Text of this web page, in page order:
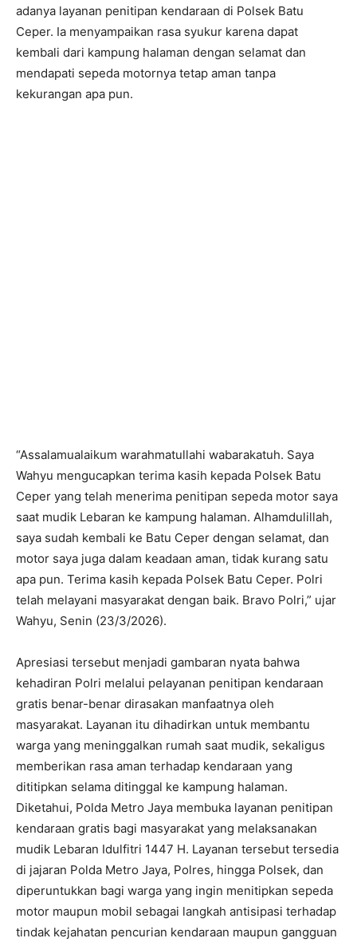
adanya layanan penitipan kendaraan di Polsek Batu
Ceper. Ia menyampaikan rasa syukur karena dapat
kembali dari kampung halaman dengan selamat dan
mendapati sepeda motornya tetap aman tanpa
kekurangan apa pun.
“Assalamualaikum warahmatullahi wabarakatuh. Saya
Wahyu mengucapkan terima kasih kepada Polsek Batu
Ceper yang telah menerima penitipan sepeda motor saya
saat mudik Lebaran ke kampung halaman. Alhamdulillah,
saya sudah kembali ke Batu Ceper dengan selamat, dan
motor saya juga dalam keadaan aman, tidak kurang satu
apa pun. Terima kasih kepada Polsek Batu Ceper. Polri
telah melayani masyarakat dengan baik. Bravo Polri,” ujar
Wahyu, Senin (23/3/2026).
Apresiasi tersebut menjadi gambaran nyata bahwa
kehadiran Polri melalui pelayanan penitipan kendaraan
gratis benar-benar dirasakan manfaatnya oleh
masyarakat. Layanan itu dihadirkan untuk membantu
warga yang meninggalkan rumah saat mudik, sekaligus
memberikan rasa aman terhadap kendaraan yang
dititipkan selama ditinggal ke kampung halaman.
Diketahui, Polda Metro Jaya membuka layanan penitipan
kendaraan gratis bagi masyarakat yang melaksanakan
mudik Lebaran Idulfitri 1447 H. Layanan tersebut tersedia
di jajaran Polda Metro Jaya, Polres, hingga Polsek, dan
diperuntukkan bagi warga yang ingin menitipkan sepeda
motor maupun mobil sebagai langkah antisipasi terhadap
tindak kejahatan pencurian kendaraan maupun gangguan